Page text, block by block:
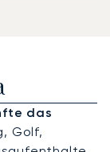
das
Golf,